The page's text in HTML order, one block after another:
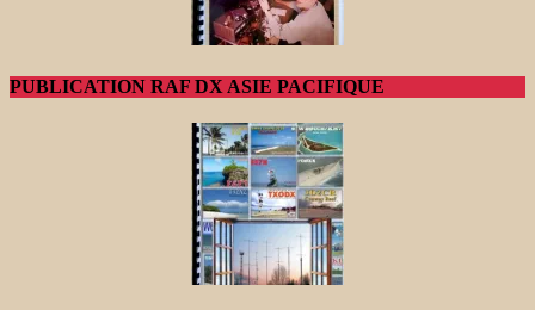
PUBLICATION RAF DX ASIE PACIFIQUE